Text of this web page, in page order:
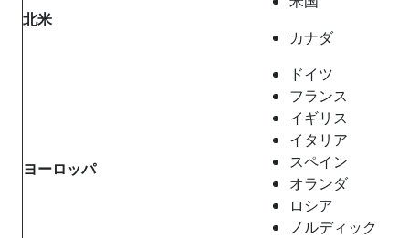
北米
カナダ
ヨーロッパ
ドイツ
フランス
イギリス
イタリア
スペイン
オランダ
ロシア
ノルディック